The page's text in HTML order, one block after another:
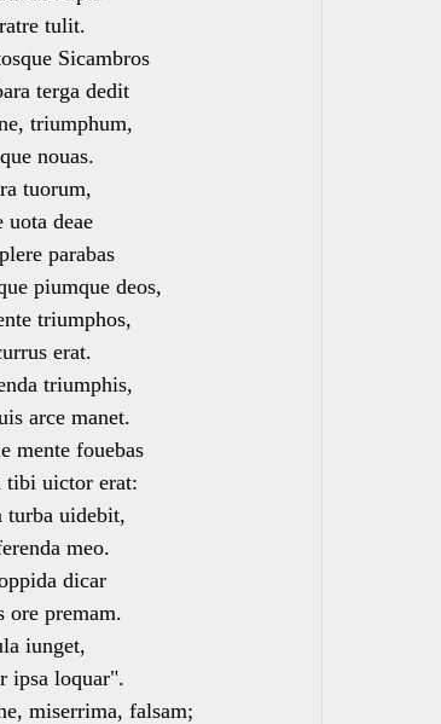
tulit.
Sicambros
terga dedit
triumphum,
nouas.
tuorum,
deae
parabas
piumque deos,
triumphos,
erat.
triumphis,
arce manet.
mente fouebas
uictor erat:
turba uidebit,
meo.
dicar
premam.
iunget,
loquar".
miserrima, falsam;